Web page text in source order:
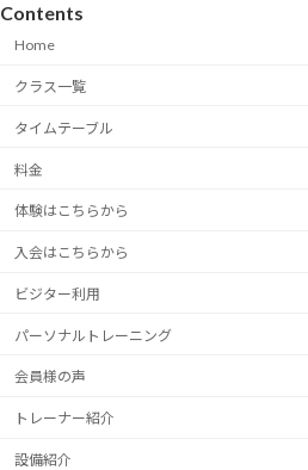
Contents
Home
クラス一覧
タイムテーブル
料金
体験はこちらから
入会はこちらから
ビジター利用
パーソナルトレーニング
会員様の声
トレーナー紹介
設備紹介